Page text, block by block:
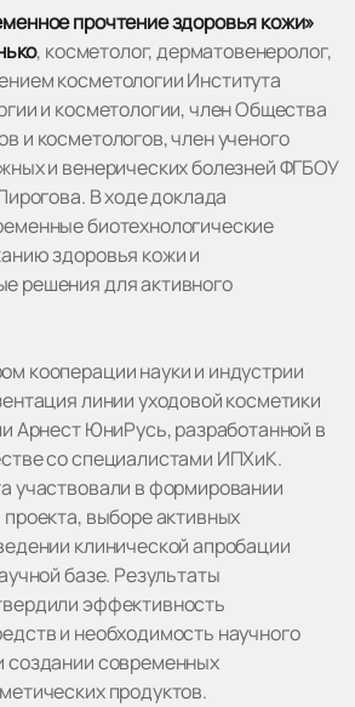
прочтение здоровья кожи»
, косметолог, дерматовенеролог,
косметологии Института
и косметологии, член Общества
и косметологов, член ученого
и венерических болезней ФГБОУ
В ходе доклада
биотехнологические
здоровья кожи и
решения для активного
кооперации науки и индустрии
линии уходовой косметики
Арнест ЮниРусь, разработанной в
со специалистами ИПХиК.
участвовали в формировании
выборе активных
клинической апробации
базе. Результаты
эффективность
и необходимость научного
создании современных
продуктов.